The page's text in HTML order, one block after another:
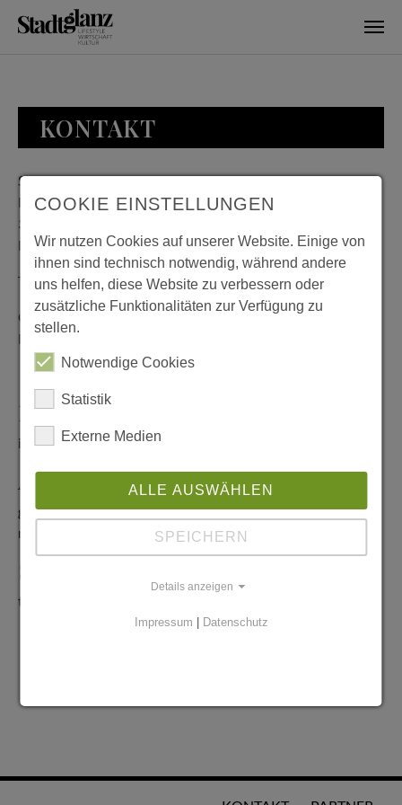
KONTAKT
Stadtglanz / mediaworld GmbH
Bankplatz 8
38100 Braunschweig
Deutschland
Telefon: 0531 482010-20
Geschäftszeiten: Montag bis Donnerstag 08:00 bis 18:00;
Freitag 08:00 bis 15:00
Redaktionelle Anfragen
info@stadtglanz.de
Anzeigen-Service
graen@mediaworldgmbh.deoder
meyer@mediaworldgmbh.de
tipps@stadtglanz.de
COOKIE EINSTELLUNGEN
Wir nutzen Cookies auf unserer Website. Einige von
ihnen sind technisch notwendig, während andere
uns helfen, diese Website zu verbessern oder
zusätzliche Funktionalitäten zur Verfügung zu
stellen.
Notwendige Cookies
Statistik
Externe Medien
ALLE AUSWÄHLEN
SPEICHERN
Details anzeigen
Impressum | Datenschutz